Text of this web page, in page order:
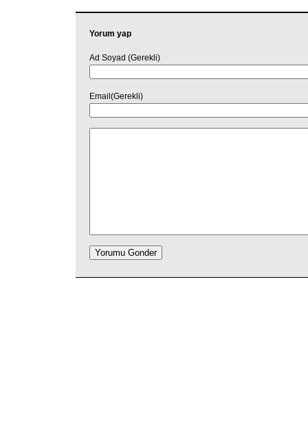
Yorum yap
Ad Soyad (Gerekli)
Email(Gerekli)